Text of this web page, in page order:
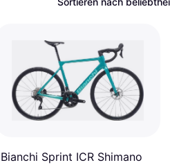
Bianchi Sprint ICR Shimano